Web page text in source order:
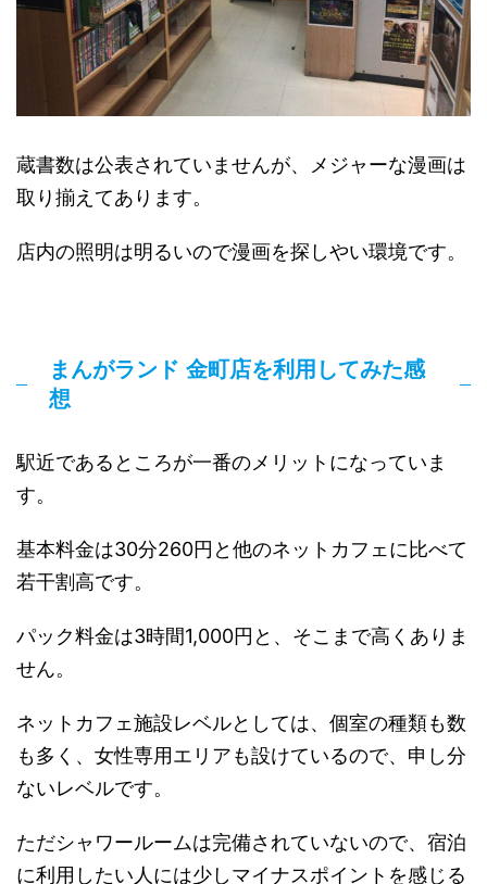
蔵書数は公表されていませんが、メジャーな漫画は
取り揃えてあります。
店内の照明は明るいので漫画を探しやい環境です。
まんがランド 金町店を利用してみた感
想
駅近であるところが一番のメリットになっていま
す。
基本料金は30分260円と他のネットカフェに比べて
若干割高です。
パック料金は3時間1,000円と、そこまで高くありま
せん。
ネットカフェ施設レベルとしては、個室の種類も数
も多く、女性専用エリアも設けているので、申し分
ないレベルです。
ただシャワールームは完備されていないので、宿泊
に利用したい人には少しマイナスポイントを感じる